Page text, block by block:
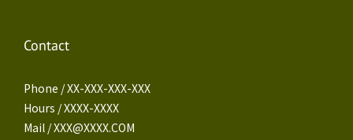
Contact
Phone / XX-XXX-XXX-XXX
Hours / XXXX-XXXX
Mail / XXX@XXXX.COM